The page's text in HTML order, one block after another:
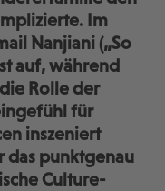
Im
Nanjiani („So
auf, während
Rolle der
für
inszeniert
das punktgenau
Culture-